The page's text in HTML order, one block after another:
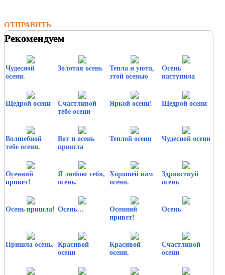
ОТПРАВИТЬ
Рекомендуем
Чудесной
осени.
Золотая осень
Тепла и уюта,
этой осенью
Осень
наступила
Щедрой осени
Счастливой
тебе осени
Яркой осени! Щедрой осени
Волшебной
тебе осени.
Вот и осень
пришла
Теплой осени Чудесной осени
Осенний
привет!
Я любою тебя,
осень.
Хорошей вам
осени.
Здравствуй
осень
Осень пришла! Осень…
Осенний
привет!
Осень
Пришла осень. Красивой
осени
Красивой
осени.
Счастливой
осени